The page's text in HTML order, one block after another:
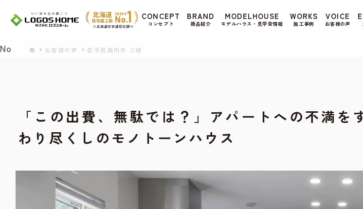
CONCEPT
コンセプト
BRAND
商品紹介
MODELHOUSE
モデルハウス・見学会情報
WORKS
施工事例
VOICE
お客様の声
お客様の声 岩手県奥州市 O様
「この出費、無駄では？」アパートへの不満を
わり尽くしのモノトーンハウス
Cookie を使用して、お客様の活動を追跡してもよろしいですか? 当社ではお客様
がある場合は、当社のプライバシーポ
No